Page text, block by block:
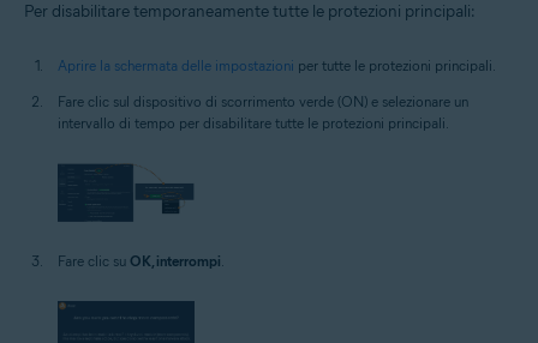
Per disabilitare temporaneamente tutte le protezioni principali:
Aprire la schermata delle impostazioni per tutte le protezioni principali.
Fare clic sul dispositivo di scorrimento verde (ON) e selezionare un
intervallo di tempo per disabilitare tutte le protezioni principali.
Fare clic su OK, interrompi.